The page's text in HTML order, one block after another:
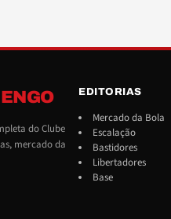
do Clube
mercado da
EDITORIAS
Mercado da Bola
Escalação
Bastidores
Libertadores
Base